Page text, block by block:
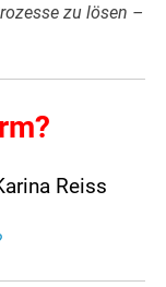
zu lösen –
Reiss